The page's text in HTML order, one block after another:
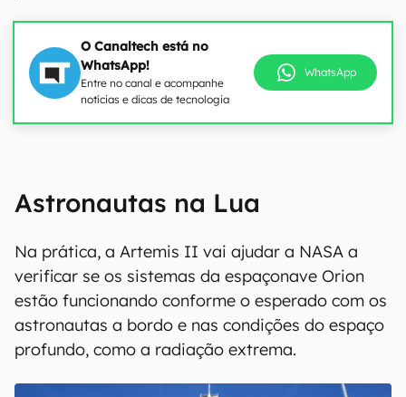
O Canaltech está no
WhatsApp!
Entre no canal e acompanhe
notícias e dicas de tecnologia
WhatsApp